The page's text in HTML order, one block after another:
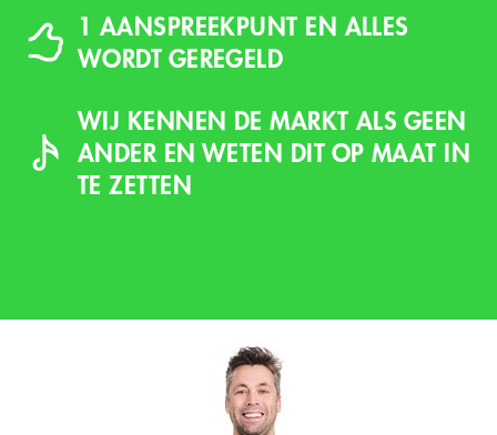
1 AANSPREEKPUNT EN ALLES
WORDT GEREGELD
WIJ KENNEN DE MARKT ALS GEEN
ANDER EN WETEN DIT OP MAAT IN
TE ZETTEN